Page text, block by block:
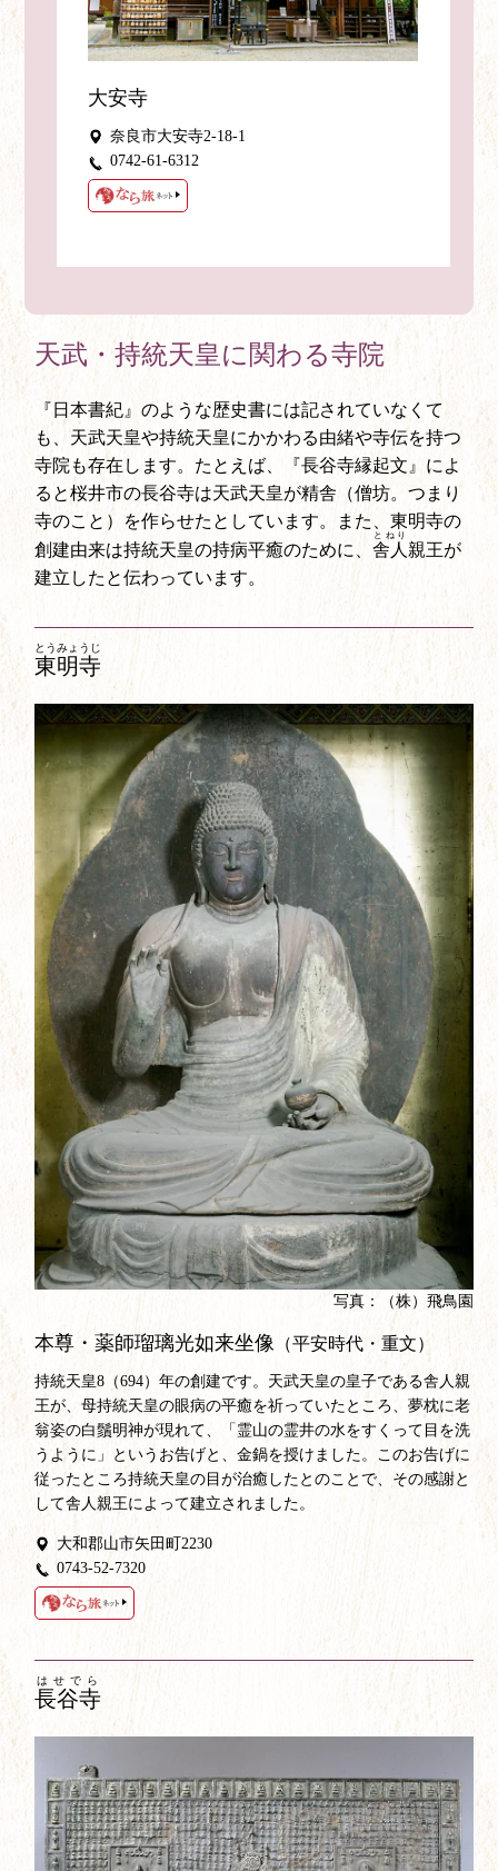
大安寺
奈良市大安寺2-18-1
0742-61-6312
天武・持統天皇に 関わる寺院
『日本書紀』のような歴史書には記されていなくて
も、天武天皇や持統天皇にかかわる由緒や寺伝を持つ
寺院も存在します。たとえば、『長谷寺縁起文』によ
ると桜井市の長谷寺は天武天皇が精舎（僧坊。つまり
寺のこと）を作らせたとしています。また、東明寺の
創建由来は持統天皇の持病平癒のために、 舎人
とねり
親王が
建立したと伝わっています。
東明寺
とうみょうじ
写真：（株）飛鳥園
本尊・薬師瑠璃光如来坐像 （平安時代・重文）
持統天皇8（694）年の創建です。天武天皇の皇子である舎人親
王が、母持統天皇の眼病の平癒を祈っていたところ、夢枕に老
翁姿の白鬚明神が現れて、「霊山の霊井の水をすくって目を洗
うように」というお告げと、金鍋を授けました。このお告げに
従ったところ持統天皇の目が治癒したとのことで、その感謝と
して舎人親王によって建立されました。
大和郡山市矢田町2230
0743-52-7320
長谷寺
はせでら